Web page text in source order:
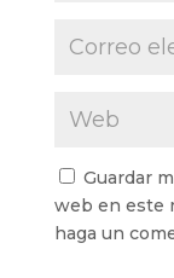
Guardar
web en este
haga un